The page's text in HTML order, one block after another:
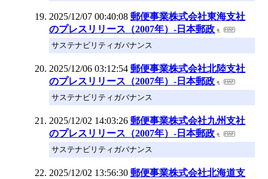
2025/12/07 00:40:08 郵便事業株式会社東海支社
のプレスリリース（2007年）‐日本郵政
サステナビリティガバナンス
2025/12/06 03:12:54 郵便事業株式会社北陸支社
のプレスリリース（2007年）‐日本郵政
サステナビリティガバナンス
2025/12/02 14:03:26 郵便事業株式会社九州支社
のプレスリリース（2007年）‐日本郵政
サステナビリティガバナンス
2025/12/02 13:56:30 郵便事業株式会社北海道支